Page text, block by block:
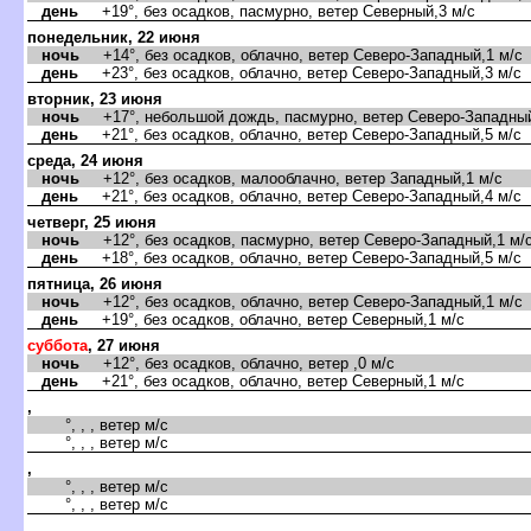
день +19°, без осадков, пасмурно, ветер Северный,3 м/с
понедельник, 22 июня
ночь +14°, без осадков, облачно, ветер Северо-Западный,1 м/с
день +23°, без осадков, облачно, ветер Северо-Западный,3 м/с
торник, 23 июня
ночь +17°, небольшой дождь, пасмурно, ветер Северо-
день +21°, без осадков, облачно, ветер Северо-Западный,5 м/с
среда, 24 июня
ночь +12°, без осадков, малооблачно, ветер Западный,1 м/с
день +21°, без осадков, облачно, ветер Северо-Западный,4 м/с
четверг, 25 июня
ночь +12°, без осадков, пасмурно, ветер Северо-Западный,1 м/с
день +18°, без осадков, облачно, ветер Северо-Западный,5 м/с
пятница, 26 июня
ночь +12°, без осадков, облачно, ветер Северо-Западный,1 м/с
день +19°, без осадков, облачно, ветер Северный,1 м/с
суббота, 27 июня
ночь +12°, без осадков, облачно, ветер ,0 м/с
день +21°, без осадков, облачно, ветер Северный,1 м/с
,
°, , , ветер м/с
°, , , ветер м/с
,
°, , , ветер м/с
°, , , ветер м/с